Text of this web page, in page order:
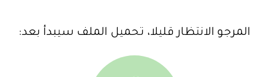
المرجو الانتظار قليلا، تحميل الملف سيبدأ بعد: